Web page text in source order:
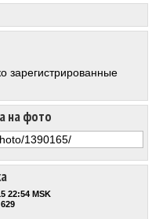
22:54 MSK
629
на фото
зарегистрированные